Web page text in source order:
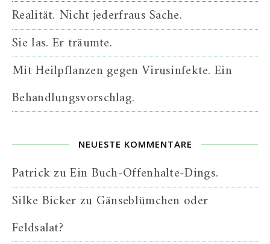
Realität. Nicht jederfraus Sache.
Sie las. Er träumte.
Mit Heilpflanzen gegen Virusinfekte. Ein
Behandlungsvorschlag.
NEUESTE KOMMENTARE
PatrickzuEin Buch-Offenhalte-Dings.
Silke Bickerzu Gänseblümchen oder
Feldsalat?